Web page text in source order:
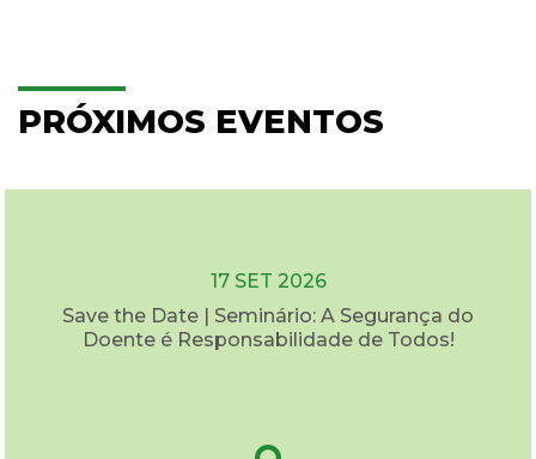
PRÓXIMOS EVENTOS
17 SET 2026
Save the Date | Seminário: A Segurança do
Doente é Responsabilidade de Todos!